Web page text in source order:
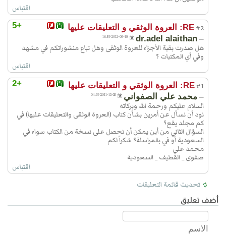
اقتباس
+5 #2RE: العروة الوثقي و التعليقات عليها
—
dr.adel alaithan
2012-05-18 16:59
هل صدرت بقية الأجزاء للعروة الوثقى وهل تباع منشوراتكم في مشهد
وفي أي المكتبات ؟
اقتباس
+2 #1RE: العروة الوثقي و التعليقات عليها
— محمد علي الصفواني 2011-12-25 04:29
السلام عليكم ورحمة الله وبركاته
نود أن نسأل عن أمرين بشأن كتاب (العروة الوثقى والتعليقات عليها) في
كم مجلد يقع؟
السؤال الثاني من أين يمكن أن نحصل على نسخة من الكتاب سواء في
السعودية أو في بالمراسلة؟ شكراً لكم
محمد علي
صفوى _ القطيف _ السعودية
اقتباس
تحديث قائمة التعليقات
أضف تعليق
الاسم